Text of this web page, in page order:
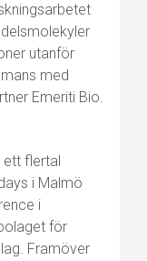
utanför
med
Emeriti Bio.
ett flertal
i Malmö
i
för
Framöver